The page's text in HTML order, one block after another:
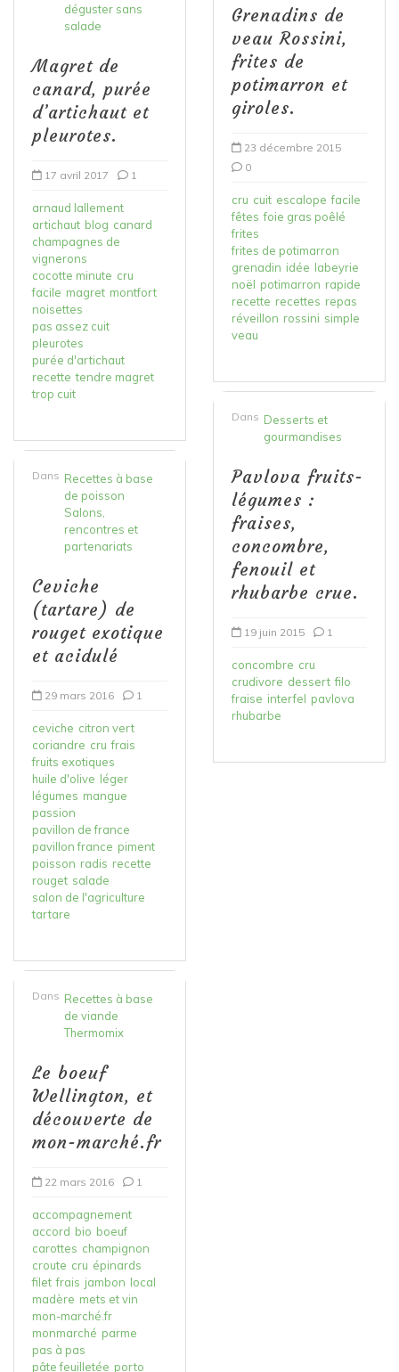
déguster sans
salade
Magret de
canard, purée
d’artichaut et
pleurotes.
17 avril 2017 1
arnaud lallement
artichaut blog canard
champagnes de
vignerons
cocotte minute cru
facile magret montfort
noisettes
pas assez cuit
pleurotes
purée d'artichaut
recette tendre magret
trop cuit
Dans Recettes à base
de poisson
Salons,
rencontres et
partenariats
Ceviche
(tartare) de
rouget exotique
et acidulé
29 mars 2016 1
ceviche citron vert
coriandre cru frais
fruits exotiques
huile d'olive léger
légumes mangue
passion
pavillon de france
pavillon france piment
poisson radis recette
rouget salade
salon de l'agriculture
tartare
Dans Recettes à base
de viande
Thermomix
Le boeuf
Wellington, et
découverte de
mon-marché.fr
22 mars 2016 1
accompagnement
accord bio boeuf
carottes champignon
croute cru épinards
filet frais jambon local
madère mets et vin
mon-marché.fr
monmarché parme
pas à pas
pâte feuilletée porto
Grenadins de
veau Rossini,
frites de
potimarron et
giroles.
23 décembre 2015
0
cru cuit escalope facile
fêtes foie gras poêlé
frites
frites de potimarron
grenadin idée labeyrie
noël potimarron rapide
recette recettes repas
réveillon rossini simple
veau
Dans Desserts et
gourmandises
Pavlova fruits-
légumes :
fraises,
concombre,
fenouil et
rhubarbe crue.
19 juin 2015 1
concombre cru
crudivore dessert filo
fraise interfel pavlova
rhubarbe